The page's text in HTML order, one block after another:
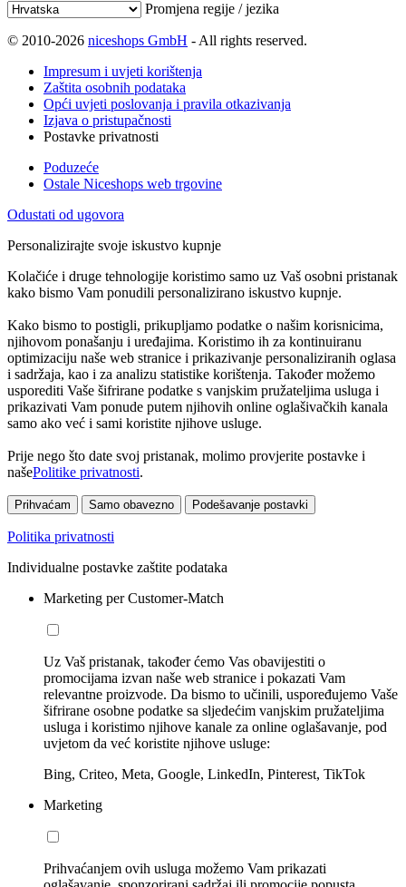
Promjena regije / jezika
© 2010-2026 niceshops GmbH - All rights reserved.
Impresum i uvjeti korištenja
Zaštita osobnih podataka
Opći uvjeti poslovanja i pravila otkazivanja
Izjava o pristupačnosti
Postavke privatnosti
Poduzeće
Ostale Niceshops web trgovine
Odustati od ugovora
Personalizirajte svoje iskustvo kupnje
Kolačiće i druge tehnologije koristimo samo uz Vaš osobni pristanak
kako bismo Vam ponudili personalizirano iskustvo kupnje.
Kako bismo to postigli, prikupljamo podatke o našim korisnicima,
njihovom ponašanju i uređajima. Koristimo ih za kontinuiranu
optimizaciju naše web stranice i prikazivanje personaliziranih oglasa
i sadržaja, kao i za analizu statistike korištenja. Također možemo
usporediti Vaše šifrirane podatke s vanjskim pružateljima usluga i
prikazivati Vam ponude putem njihovih online oglašivačkih kanala
samo ako već i sami koristite njihove usluge.
Prije nego što date svoj pristanak, molimo provjerite postavke i
našePolitike privatnosti.
Prihvaćam Samo obavezno Podešavanje postavki
Politika privatnosti
Individualne postavke zaštite podataka
Marketing per Customer-Match
Uz Vaš pristanak, također ćemo Vas obavijestiti o
promocijama izvan naše web stranice i pokazati Vam
relevantne proizvode. Da bismo to učinili, uspoređujemo Vaše
šifrirane osobne podatke sa sljedećim vanjskim pružateljima
usluga i koristimo njihove kanale za online oglašavanje, pod
uvjetom da već koristite njihove usluge:
Bing, Criteo, Meta, Google, LinkedIn, Pinterest, TikTok
Marketing
Prihvaćanjem ovih usluga možemo Vam prikazati